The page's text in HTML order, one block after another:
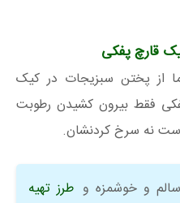
قارچ پفکی
از پختن سبزیجات در کیک
فقط بیرون کشیدن رطوبت
است نه سرخ کردنشان.
سالم و خوشمزه و طرز تهیه